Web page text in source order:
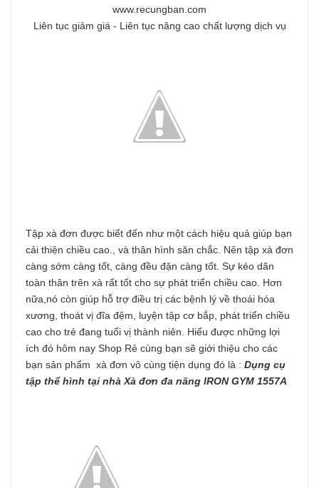
www.recungban.com
Liên tục giảm giá - Liên tục nâng cao chất lượng dịch vụ
Tập xà đơn được biết đến như một cách hiệu quả giúp bạn
cải thiện chiều cao., và thân hình săn chắc. Nên tập xà đơn
càng sớm càng tốt, càng đều đặn càng tốt. Sự kéo dãn
toàn thân trên xà rất tốt cho sự phát triển chiều cao. Hơn
nữa,nó còn giúp hỗ trợ điều trị các bệnh lý về thoái hóa
xương, thoát vị đĩa đệm, luyện tập cơ bắp, phát triển chiều
cao cho trẻ đang tuổi vị thành niên. Hiểu được những lợi
ích đó hôm nay Shop Rẻ cùng bạn sẽ giới thiệu cho các
bạn sản phẩm xà đơn vô cùng tiện dụng đó là : Dụng cụ
tập thể hình tại nhà Xà đơn đa năng IRON GYM 1557A